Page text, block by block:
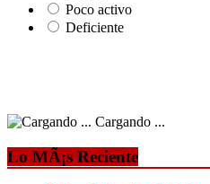
Poco activo
Deficiente
Cargando ...
Lo MÃ¡s Reciente